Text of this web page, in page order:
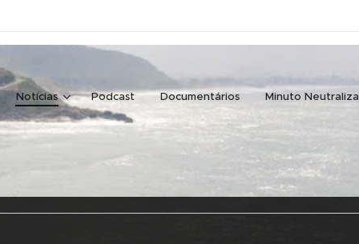
Notícias Podcast Documentários Minuto Neutraliza